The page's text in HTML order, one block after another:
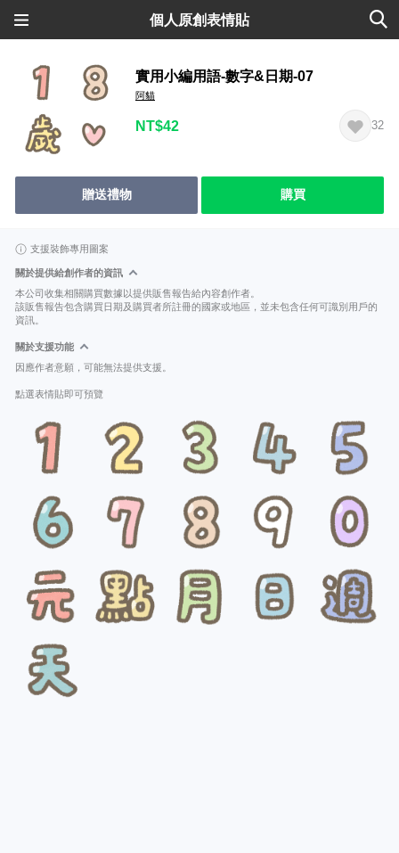
個人原創表情貼
實用小編用語-數字&日期-07
阿貓
NT$42 32
贈送禮物 購買
支援裝飾專用圖案
關於提供給創作者的資訊
本公司收集相關購買數據以提供販售報告給內容創作者。
該販售報告包含購買日期及購買者所註冊的國家或地區，並未包含任何可識別用戶的
資訊。
關於支援功能
因應作者意願，可能無法提供支援。
點選表情貼即可預覽